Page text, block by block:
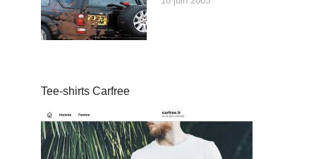
Tee-shirts Carfree